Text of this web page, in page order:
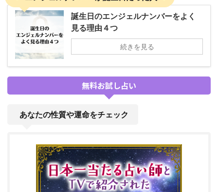
誕生日のエンジェルナンバーをよく
見る理由４つ
続きを見る
無料お試し占い
あなたの性質や運命をチェック